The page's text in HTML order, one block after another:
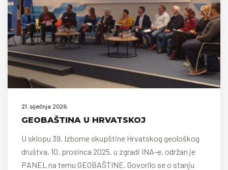
21. siječnja 2026.
GEOBAŠTINA U HRVATSKOJ
U sklopu 39. Izborne skupštine Hrvatskog geološkog
društva, 10. prosinca 2025. u zgradi INA-e, održan je
PANEL na temu GEOBAŠTINE. Govorilo se o stanju